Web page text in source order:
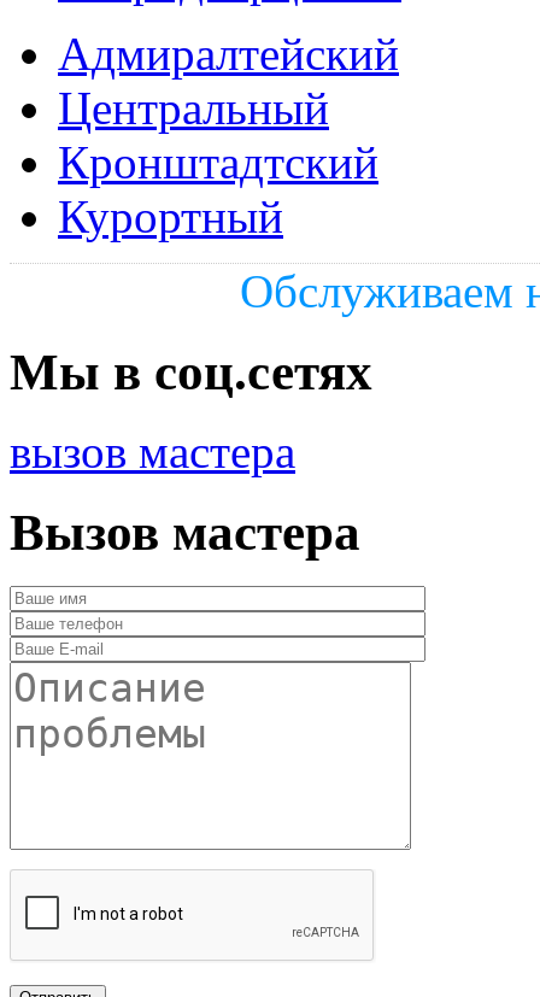
Адмиралтейский
Центральный
Кронштадтский
Курортный
Обслуживаем
Мы в соц.сетях
вызов мастера
Вызов мастера